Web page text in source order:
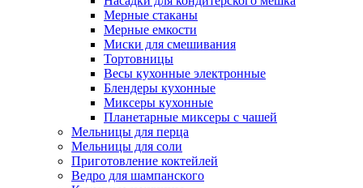
Мерные стаканы
Мерные емкости
Миски для смешивания
Тортовницы
Весы кухонные электронные
Блендеры кухонные
Миксеры кухонные
Планетарные миксеры с чашей
Мельницы для перца
Мельницы для соли
Приготовление коктейлей
Ведро для шампанского